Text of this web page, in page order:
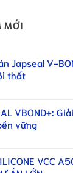
MỚI
Japseal V-
thất
VBOND+:
vững
VCC